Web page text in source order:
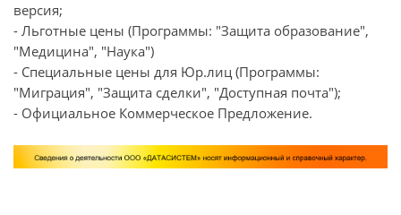
версия;
- Льготные цены (Программы: "Защита образование",
"Медицина", "Наука")
- Специальные цены для Юр.лиц (Программы:
"Миграция", "Защита сделки", "Доступная почта");
- Официальное Коммерческое Предложение.